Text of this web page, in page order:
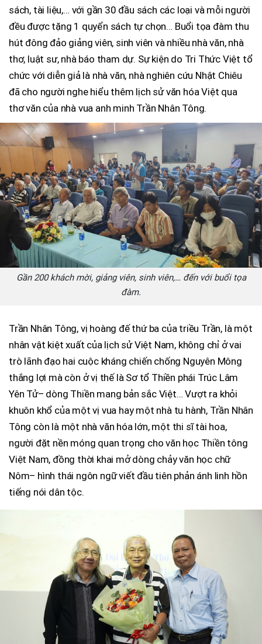
sách, tài liệu,… với gần 30 đầu sách các loại và mỗi người
đều được tặng 1 quyển sách tự chọn… Buổi tọa đàm thu
hút đông đảo giảng viên, sinh viên và nhiều nhà văn, nhà
thơ, luật sư, nhà báo tham dự. Sự kiện do Tri Thức Việt tổ
chức với diễn giả là nhà văn, nhà nghiên cứu Nhật Chiêu
đã cho người nghe hiểu thêm lịch sử văn hóa Việt qua
thơ văn của nhà vua anh minh Trần Nhân Tông.
Gần 200 khách mời, giảng viên, sinh viên,… đến với buổi tọa
đàm.
Trần Nhân Tông, vị hoàng đế thứ ba của triều Trần, là một
nhân vật kiệt xuất của lịch sử Việt Nam, không chỉ ở vai
trò lãnh đạo hai cuộc kháng chiến chống Nguyên Mông
thắng lợi mà còn ở vị thế là Sơ tổ Thiền phái Trúc Lâm
Yên Tử– dòng Thiền mang bản sắc Việt… Vượt ra khỏi
khuôn khổ của một vị vua hay một nhà tu hành, Trần Nhân
Tông còn là một nhà văn hóa lớn, một thi sĩ tài hoa,
người đặt nền móng quan trọng cho văn học Thiền tông
Việt Nam, đồng thời khai mở dòng chảy văn học chữ
Nôm– hình thái ngôn ngữ viết đầu tiên phản ánh linh hồn
tiếng nói dân tộc.